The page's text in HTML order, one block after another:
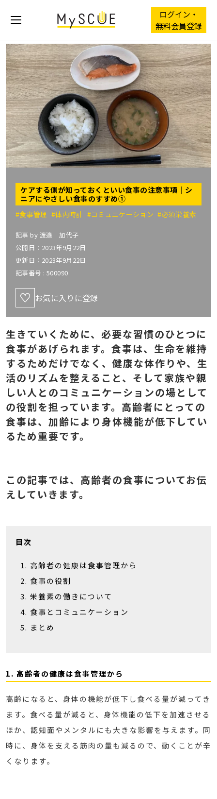
ログイン・
無料会員登録
ケアする側が知っておくといい食事の注意事項｜シ
ニアにやさしい食事のすすめ①
#食事管理 #体内時計 #コミュニケーション#必須栄養素
記事 by 渡邉 加代子
公開日：2023年9月22日
更新日：2023年9月22日
記事番号 : 500090
お気に入りに登録
生きていくために、必要な習慣のひとつに
食事があげられます。食事は、生命を維持
するためだけでなく、健康な体作りや、生
活のリズムを整えること、そして家族や親
しい人とのコミュニケーションの場として
の役割を担っています。高齢者にとっての
食事は、加齢により身体機能が低下してい
るため重要です。
この記事では、高齢者の食事についてお伝
えしていきます。
目次
高齢者の健康は食事管理から
食事の役割
栄養素の働きについて
食事とコミュニケーション
まとめ
1. 高齢者の健康は食事管理から
高齢になると、身体の機能が低下し食べる量が減ってき
ます。食べる量が減ると、身体機能の低下を加速させる
ほか、認知面やメンタルにも大きな影響を与えます。同
時に、身体を支える筋肉の量も減るので、動くことが辛
くなります。